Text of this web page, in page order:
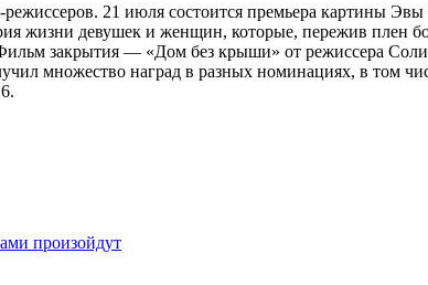
21 июля состоится премьера картины
жизни девушек и женщин, которые, пережив плен
закрытия — «Дом без крыши» от режиссера
множество наград в разных номинациях, в том